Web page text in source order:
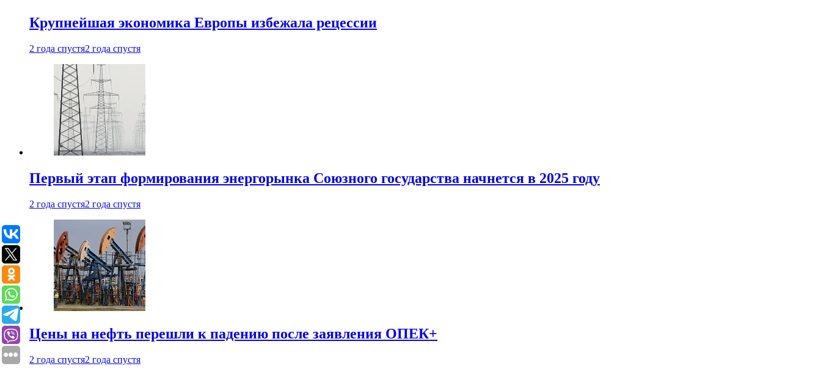
Крупнейшая экономика Европы избежала рецессии
2 года спустя2 года спустя
Первый этап формирования энергорынка Союзного государства начнется в 2025 году
2 года спустя2 года спустя
Цены на нефть перешли к падению после заявления ОПЕК+
2 года спустя2 года спустя